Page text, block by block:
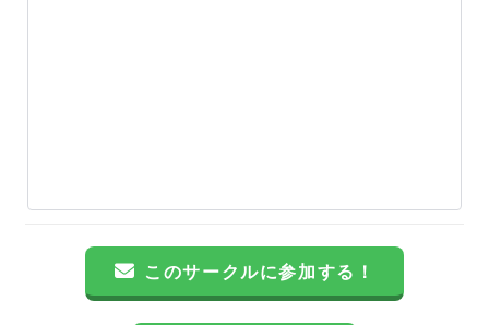
このサークルに参加する！